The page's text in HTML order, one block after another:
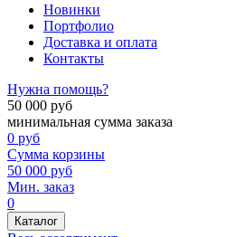
Новинки
Портфолио
Доставка и оплата
Контакты
Нужна помощь?
50 000 руб
минимальная сумма заказа
0 руб
Сумма корзины
50 000 руб
Мин. заказ
0
Каталог